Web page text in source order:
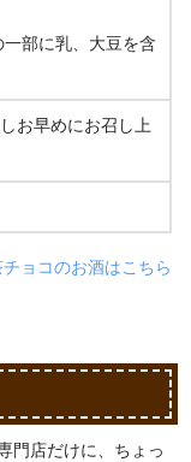
部に乳、大豆を含
お早めにお召し上
ョコのお酒はこちら
門店だけに、ちょっ